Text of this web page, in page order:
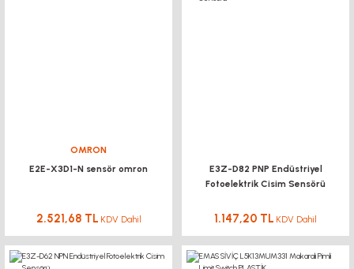
OMRON
E2E-X3D1-N sensör omron
2.521,68 TL KDV Dahil
E3Z-D82 PNP Endüstriyel
Fotoelektrik Cisim Sensörü
1.147,20 TL KDV Dahil